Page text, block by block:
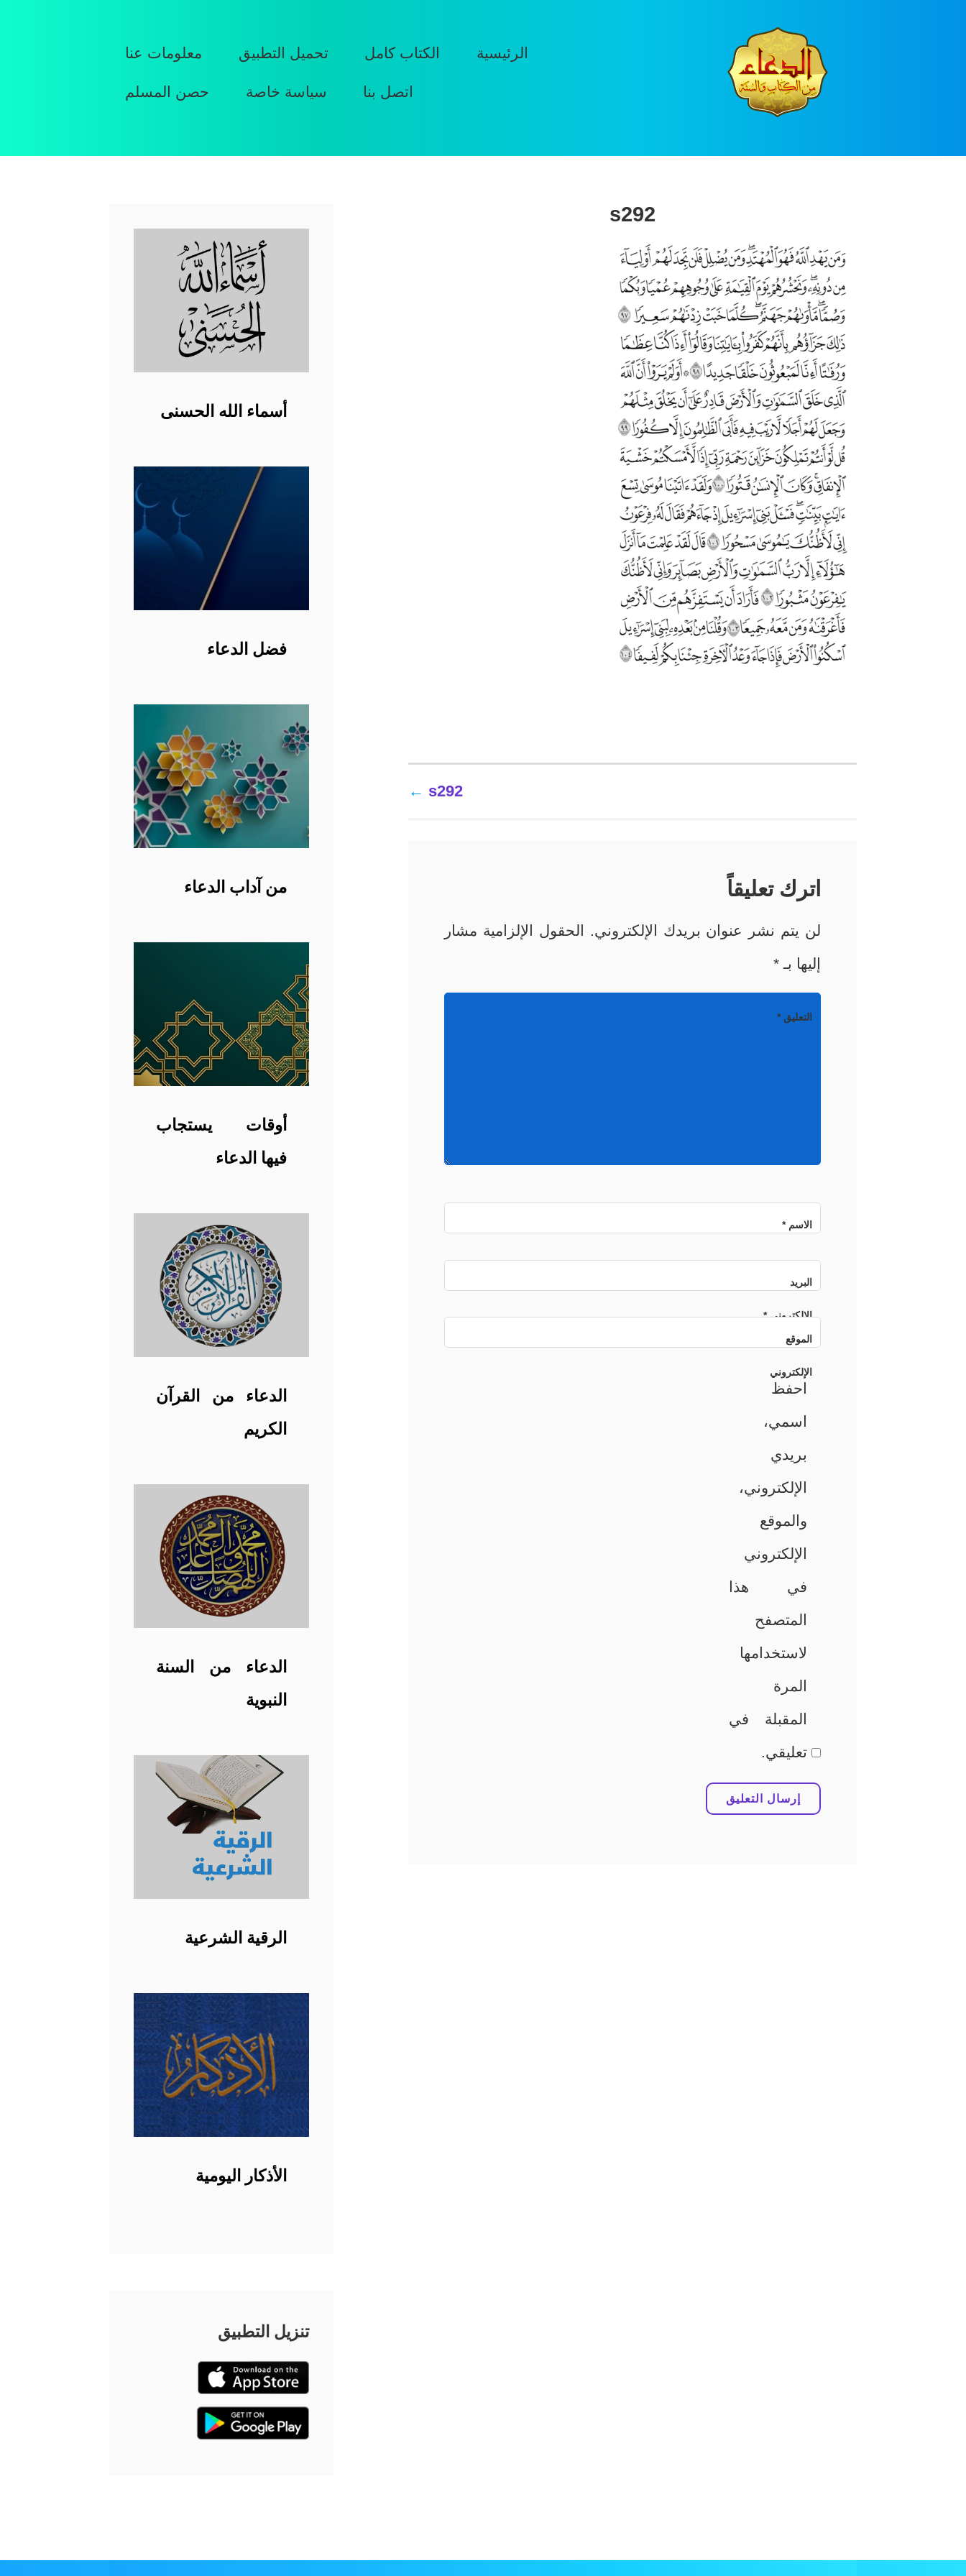
الرئيسية الكتاب كامل تحميل التطبيق معلومات عنا
اتصل بنا سياسة خاصة حصن المسلم
s292
المقالات
s292
اترك تعليقاً
لن يتم نشر عنوان بريدك الإلكتروني.
الحقول الإلزامية مشار
إليها بـ*
التعليق*
الاسم*
البريد
الإلكتروني*
الموقع
الإلكتروني
احفظ
اسمي،
بريدي
الإلكتروني،
والموقع
الإلكتروني
في هذا
المتصفح
لاستخدامها
المرة
المقبلة في
تعليقي.
أسماء الله الحسنى
فضل الدعاء
من آداب الدعاء
أوقات يستجاب
فيها الدعاء
الدعاء من القرآن
الكريم
الدعاء من السنة
النبوية
الرقية الشرعية
الأذكار اليومية
تنزيل التطبيق